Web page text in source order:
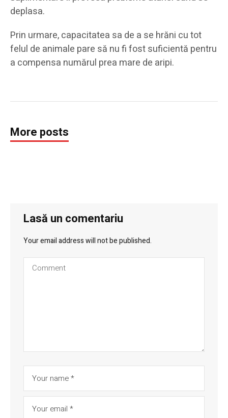
deplasa.
Prin urmare, capacitatea sa de a se hrăni cu tot
felul de animale pare să nu fi fost suficientă pentru
a compensa numărul prea mare de aripi.
More posts
Lasă un comentariu
Your email address will not be published.